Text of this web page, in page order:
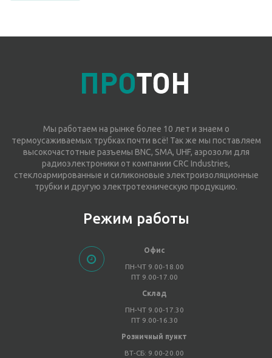
Мы работаем на рынке более 10 лет и знаем о
термоусаживаемых трубках почти всё! Так же мы поставляем
высокочастотные разъемы BNC, SMA, UHF, аэрозоли для
радиоэлектроники от компании CRC Industries,
стеклоармированные и силиконовые электроизоляционные
трубки и другую электротехническую продукцию.
Режим работы
Офис
ПН-ЧТ 9.00-18.00
ПТ 9.00-17.00
Склад
ПН-ЧТ 9.00-17.30
ПТ 9.00-16.30
Розничный пункт
ВТ-СБ: 9.00-20.00